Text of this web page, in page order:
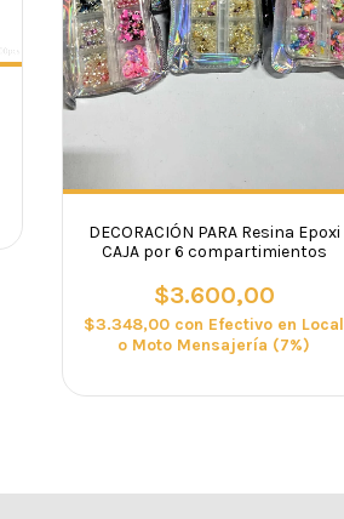
DECORACIÓN PARA Resina Epoxi
CAJA por 6 compartimientos
$3.600,00
$3.348,00 con Efectivo en Local
o Moto Mensajería (7%)